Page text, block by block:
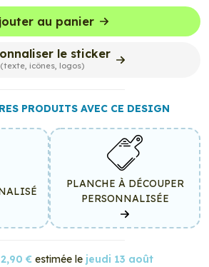
au panier
le sticker
(texte, icônes, logos)
PRODUITS AVEC CE DESIGN
PLANCHE À DÉCOUPER
PERSONNALISÉE
2,90 € estimée le jeudi 13 août